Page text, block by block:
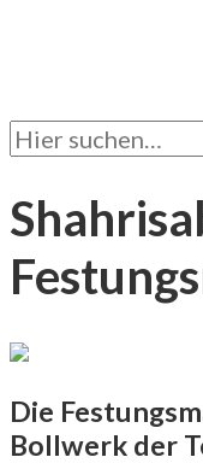
Suchen
Sie
Die
Bollwerk der